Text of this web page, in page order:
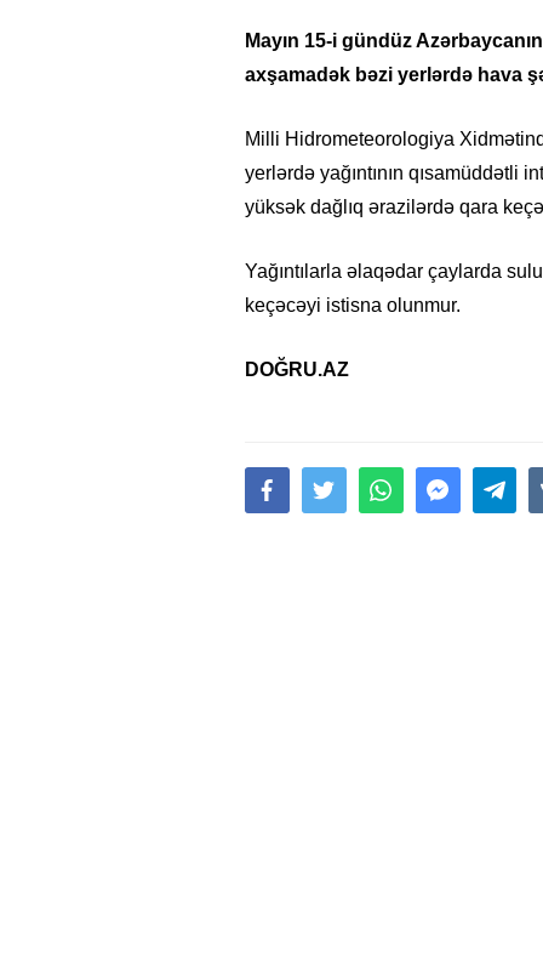
Mayın 15-i gündüz
axşamadək bəzi yerlərdə hava
Milli Hidrometeorologiya
yerlərdə yağıntının qısamüddətli
yüksək dağlıq ərazilərdə qara
Yağıntılarla əlaqədar çaylarda
keçəcəyi istisna olunmur.
DOĞRU.AZ